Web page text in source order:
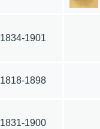
1834-1901
1818-1898
1831-1900